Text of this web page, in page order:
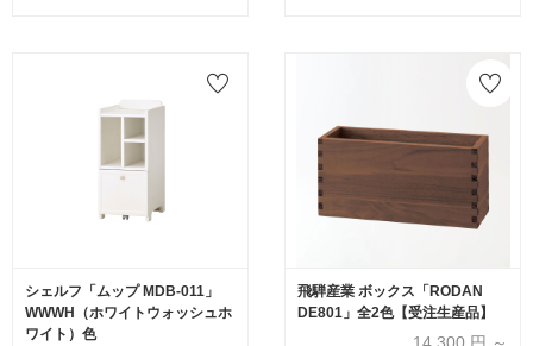
シェルフ「ムップ MDB-011」
WWWH（ホワイトウォッシュホ
ワイト）色
飛騨産業 ボックス「RODAN
DE801」全2色【受注生産品】